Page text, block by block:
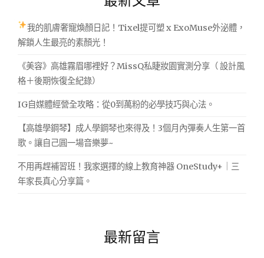
我的肌膚奢寵煥顏日記！Tixel提可塑 x ExoMuse外泌體，
解鎖人生最亮的素顏光！
《美容》高雄霧眉哪裡好？MissQ私睫妝園實測分享（ 設計風
格＋後期恢復全紀錄）
IG自媒體經營全攻略：從0到萬粉的必學技巧與心法。
【高雄學鋼琴】成人學鋼琴也來得及！3個月內彈奏人生第一首
歌。讓自己圓一場音樂夢~
不用再趕補習班！我家選擇的線上教育神器 OneStudy+｜三
年家長真心分享篇。
最新留言